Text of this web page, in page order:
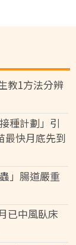
教1方法分辨
種計劃」引
最快月底先到
」腸道嚴重
已中風臥床